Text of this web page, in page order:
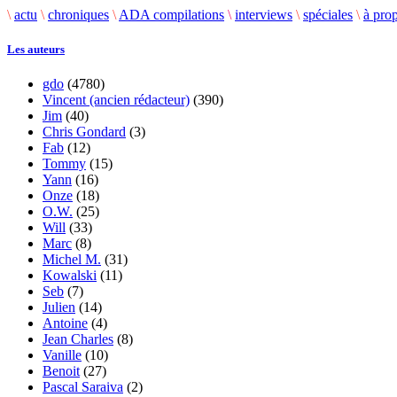
\ actu \ chroniques \ ADA compilations \ interviews \ spéciales \ à
Les auteurs
gdo (4780)
Vincent (ancien rédacteur) (390)
Jim (40)
Chris Gondard (3)
Fab (12)
Tommy (15)
Yann (16)
Onze (18)
O.W. (25)
Will (33)
Marc (8)
Michel M. (31)
Kowalski (11)
Seb (7)
Julien (14)
Antoine (4)
Jean Charles (8)
Vanille (10)
Benoit (27)
Pascal Saraiva (2)